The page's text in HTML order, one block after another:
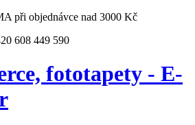
při objednávce nad 3000 Kč
608 449 590
fototapety - E-